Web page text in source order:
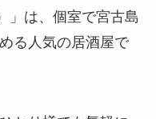
」は、個室で宮古島
る人気の居酒屋で